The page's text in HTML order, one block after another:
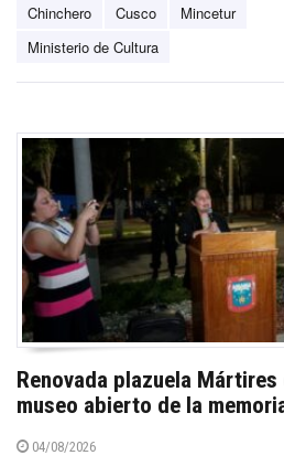
Chinchero Cusco
Mincetur
Ministerio de Cultura
Renovada plazuela
museo abierto de la
04/08/2026